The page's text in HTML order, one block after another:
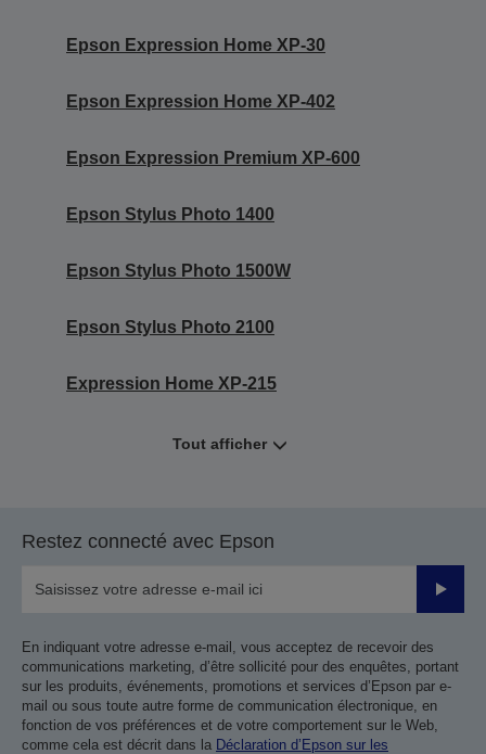
Epson Expression Home XP-30
Epson Expression Home XP-402
Epson Expression Premium XP-600
Epson Stylus Photo 1400
Epson Stylus Photo 1500W
Epson Stylus Photo 2100
Expression Home XP-215
Tout afficher
Restez connecté avec Epson
Valider
En indiquant votre adresse e-mail, vous acceptez de recevoir des
communications marketing, d’être sollicité pour des enquêtes, portant
sur les produits, événements, promotions et services d’Epson par e-
mail ou sous toute autre forme de communication électronique, en
fonction de vos préférences et de votre comportement sur le Web,
comme cela est décrit dans la Déclaration d’Epson sur les